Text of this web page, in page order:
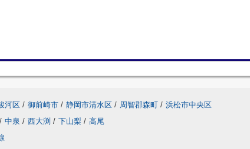
河区 / 御前崎市 / 静岡市清水区 / 周智郡森町 / 浜松市中央区
/ 中泉 / 西大渕 / 下山梨 / 高尾